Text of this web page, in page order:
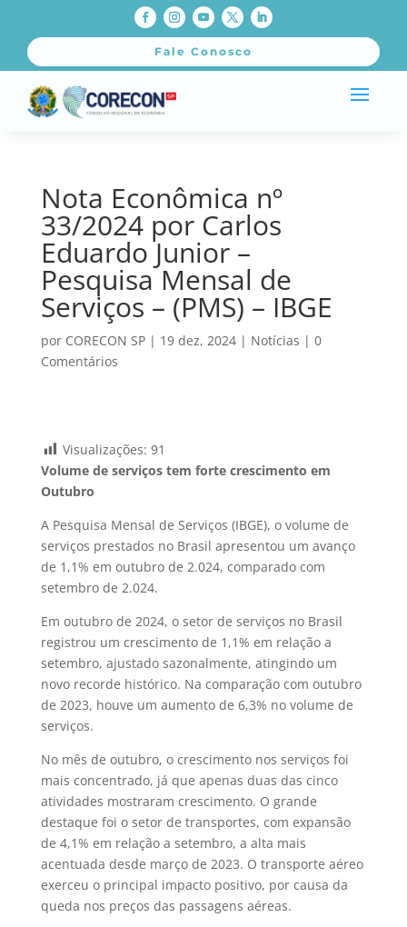
Fale Conosco
Nota Econômica nº
33/2024 por Carlos
Eduardo Junior –
Pesquisa Mensal de
Serviços – (PMS) – IBGE
por CORECON SP| 19 dez, 2024| Notícias | 0
Comentários
Visualizações: 91
Volume de serviços tem forte crescimento em
Outubro
A Pesquisa Mensal de Serviços (IBGE), o volume de
serviços prestados no Brasil apresentou um avanço
de 1,1% em outubro de 2.024, comparado com
setembro de 2.024.
Em outubro de 2024, o setor de serviços no Brasil
registrou um crescimento de 1,1% em relação a
setembro, ajustado sazonalmente, atingindo um
novo recorde histórico. Na comparação com outubro
de 2023, houve um aumento de 6,3% no volume de
serviços.
No mês de outubro, o crescimento nos serviços foi
mais concentrado, já que apenas duas das cinco
atividades mostraram crescimento. O grande
destaque foi o setor de transportes, com expansão
de 4,1% em relação a setembro, a alta mais
acentuada desde março de 2023. O transporte aéreo
exerceu o principal impacto positivo, por causa da
queda nos preços das passagens aéreas.